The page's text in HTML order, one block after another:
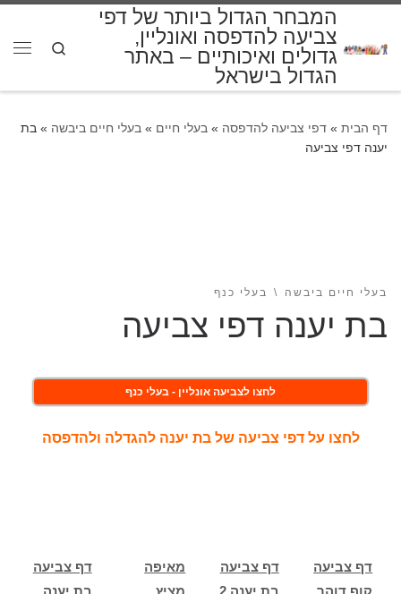
המבחר הגדול ביותר של דפי
צביעה להדפסה ואונליין,
גדולים ואיכותיים – באתר
הגדול בישראל
Search
דף הבית » דפי צביעה להדפסה » בעלי חיים » בעלי חיים ביבשה » בת
יענה דפי צביעה
בעלי חיים ביבשה בעלי כנף
בת יענה דפי צביעה
לחצו לצביעה אונליין - בעלי כנף
לחצו על דפי צביעה של בת יענה להגדלה ולהדפסה
דף צביעה
בת יענה
מאיפה
מציץ
דף צביעה
בת יענה 2
דף צביעה
קוף דוהר